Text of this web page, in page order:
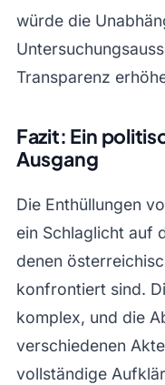
würde die
Transparenz
Fazit: Ein
Ausgang
Die Enthüllungen
ein Schlaglicht auf
denen
konfrontiert sind.
komplex, und die
verschiedenen
vollständige